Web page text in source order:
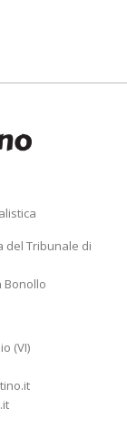
del Tribunale di
Bonollo
(VI)